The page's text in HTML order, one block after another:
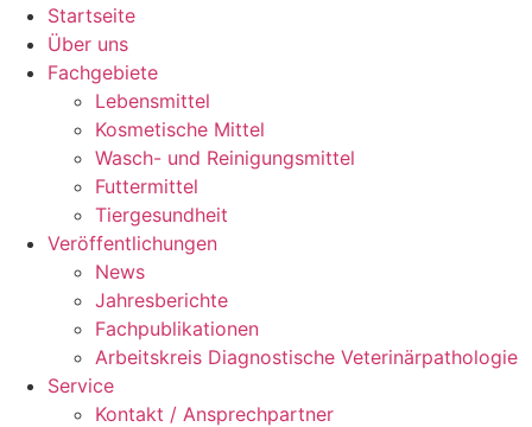
Startseite
Über uns
Fachgebiete
Lebensmittel
Kosmetische Mittel
Wasch- und Reinigungsmittel
Futtermittel
Tiergesundheit
Veröffentlichungen
News
Jahresberichte
Fachpublikationen
Arbeitskreis Diagnostische Veterinärpathologie
Service
Kontakt / Ansprechpartner